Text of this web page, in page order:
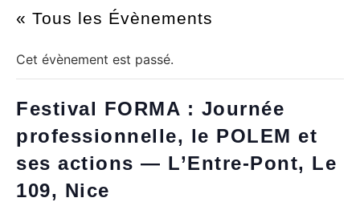
« Tous les Évènements
Cet évènement est passé.
Festival FORMA : Journée
professionnelle, le POLEM et
ses actions — L’Entre-Pont, Le
109, Nice